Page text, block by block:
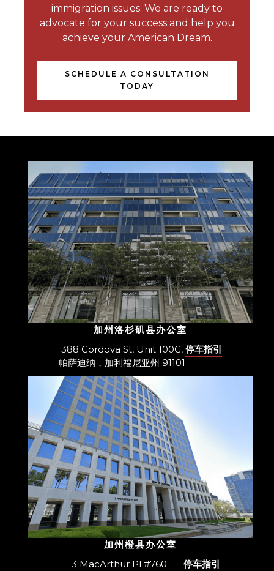
immigration issues. We are ready to
advocate for your success and help you
achieve your American Dream.
SCHEDULE A CONSULTATION
TODAY
加州洛杉矶县办公室
388 Cordova St, Unit 100C,
帕萨迪纳，加利福尼亚州 91101
停车指引
加州橙县办公室
3 MacArthur Pl #760
停车指引